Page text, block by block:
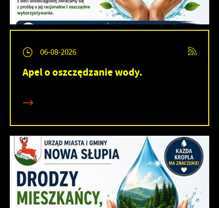
06-08-2026
Apel o oszczędzanie wody.